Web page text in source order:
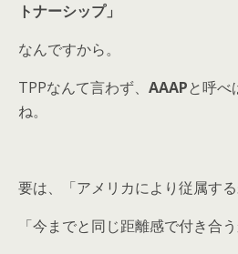
トナーシップ」
なんですから。
TPPなんて言わず、 AAAPと呼べ
ね。
要は、「アメリカにより従属する
「今までと同じ距離感で付き合